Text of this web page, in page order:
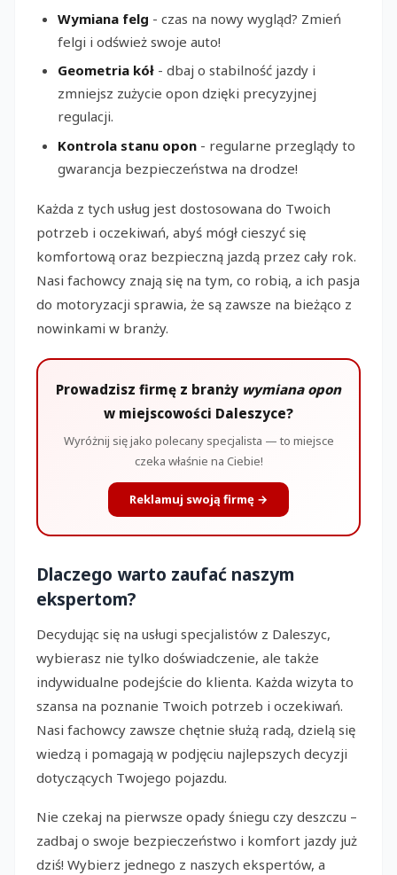
Wymiana felg - czas na nowy wygląd? Zmień
felgi i odśwież swoje auto!
Geometria kół - dbaj o stabilność jazdy i
zmniejsz zużycie opon dzięki precyzyjnej
regulacji.
Kontrola stanu opon - regularne przeglądy to
gwarancja bezpieczeństwa na drodze!
Każda z tych usług jest dostosowana do Twoich
potrzeb i oczekiwań, abyś mógł cieszyć się
komfortową oraz bezpieczną jazdą przez cały rok.
Nasi fachowcy znają się na tym, co robią, a ich pasja
do motoryzacji sprawia, że są zawsze na bieżąco z
nowinkami w branży.
Prowadzisz firmę z branży wymiana opon
w miejscowości Daleszyce?
Wyróżnij się jako polecany specjalista — to miejsce
czeka właśnie na Ciebie!
Reklamuj swoją firmę →
Dlaczego warto zaufać naszym
ekspertom?
Decydując się na usługi specjalistów z Daleszyc,
wybierasz nie tylko doświadczenie, ale także
indywidualne podejście do klienta. Każda wizyta to
szansa na poznanie Twoich potrzeb i oczekiwań.
Nasi fachowcy zawsze chętnie służą radą, dzielą się
wiedzą i pomagają w podjęciu najlepszych decyzji
dotyczących Twojego pojazdu.
Nie czekaj na pierwsze opady śniegu czy deszczu –
zadbaj o swoje bezpieczeństwo i komfort jazdy już
dziś! Wybierz jednego z naszych ekspertów, a